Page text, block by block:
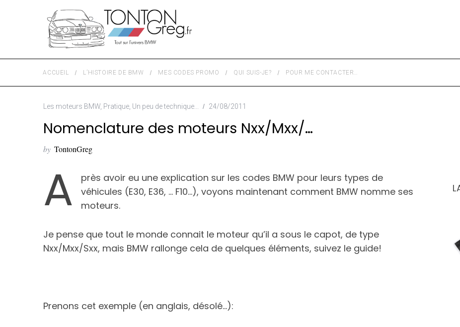
ACCUEIL L’HISTOIRE DE BMW MES CODES PROMO QUI SUIS-JE? POUR ME CONTACTER…
Les moteurs BMW Pratique Un peu de technique... 24/08/2011
Nomenclature des moteurs Nxx/Mxx/…
by TontonGreg
A
près avoir eu une explication sur les codes BMW pour leurs types de
véhicules (E30, E36, … F10…), voyons maintenant comment BMW nomme ses
moteurs.
Je pense que tout le monde connait le moteur qu’il a sous le capot, de type
Nxx/Mxx/Sxx, mais BMW rallonge cela de quelques éléments, suivez le guide!
Prenons cet exemple (en anglais, désolé…):